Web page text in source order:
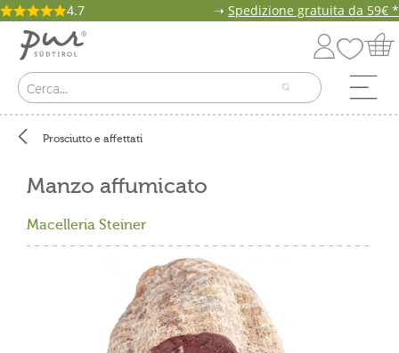
4.7 ➝ Spedizione gratuita da 59€ *
Prosciutto e affettati
Manzo affumicato
Macelleria Steiner